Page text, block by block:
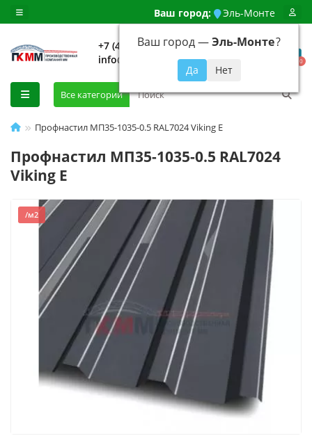
Ваш город: Эль-Монте
Ваш город —Эль-Монте?
+7 (499) 648-92-94
info@evroshtaketnikmoskva.ru
0
Все категории
Профнастил МП35-1035-0.5 RAL7024 Viking E
Профнастил МП35-1035-0.5 RAL7024
Viking E
/м2